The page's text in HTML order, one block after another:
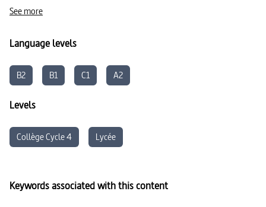
Parcours d’éducation artistique et culturelle
See more
Language levels
B2 B1 C1 A2
Levels
Collège Cycle 4 Lycée
Keywords associated with this content